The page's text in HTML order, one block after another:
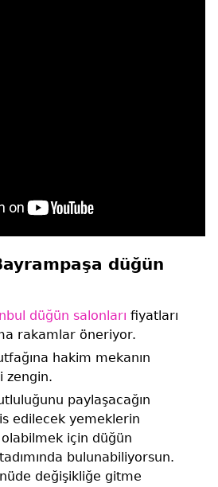
düğün
düğün salonları fiyatları
rakamlar öneriyor.
hakim mekanın
zengin.
paylaşacağın
edilecek yemeklerin
için düğün
bulunabiliyorsun.
değişikliğe gitme